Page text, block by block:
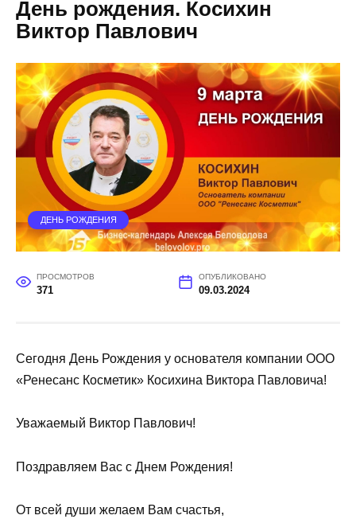
День рождения. Косихин
Виктор Павлович
ДЕНЬ РОЖДЕНИЯ
ПРОСМОТРОВ
371
ОПУБЛИКОВАНО
09.03.2024
Сегодня День Рождения у основателя компании ООО
«Ренесанс Косметик» Косихина Виктора Павловича!
Уважаемый Виктор Павлович!
Поздравляем Вас с Днем Рождения!
От всей души желаем Вам счастья,